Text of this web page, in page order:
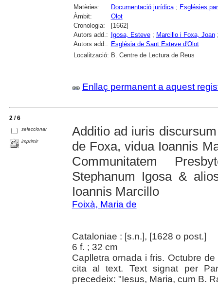
Matèries: Documentació jurídica; Esglésies
Àmbit:
Olot
Cronologia:
[1662]
Autors add.:
Igosa, Esteve; Marcillo i Foxa, Joan
Autors add.: Església de Sant Esteve d'Olot
Localització: B. Centre de Lectura de Reus
Enllaç permanent a aquest
2 / 6
seleccionar
imprimir
Additio ad iuris
de Foxa, vidua Ioannis
Communitatem
Stephanum Igosa &
Ioannis Marcillo
Foixà, Maria de
Cataloniae : [s.n.], [1628 o post.]
6 f. ; 32 cm
Caplletra ornada i fris. Octubre
cita al text. Text signat per
precedeix: "Iesus, Maria, cum B.